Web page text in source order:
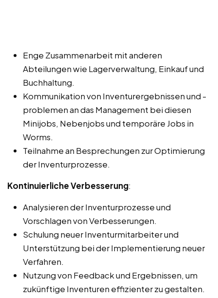
Enge Zusammenarbeit mit anderen
Abteilungen wie Lagerverwaltung, Einkauf und
Buchhaltung.
Kommunikation von Inventurergebnissen und -
problemen an das Management bei diesen
Minijobs, Nebenjobs und temporäre Jobs in
Worms.
Teilnahme an Besprechungen zur Optimierung
der Inventurprozesse.
Kontinuierliche Verbesserung:
Analysieren der Inventurprozesse und
Vorschlagen von Verbesserungen.
Schulung neuer Inventurmitarbeiter und
Unterstützung bei der Implementierung neuer
Verfahren.
Nutzung von Feedback und Ergebnissen, um
zukünftige Inventuren effizienter zu gestalten.